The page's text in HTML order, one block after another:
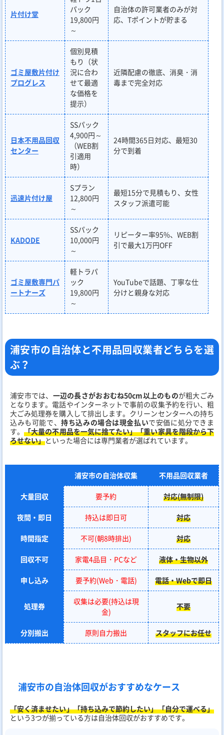
片付け堂
パック
19,800円
～
自治体の許可業者のみが対
応、Tポイントが貯まる
ゴミ屋敷片付け
プログレス
個別見積
もり（状
況に合わ
せて最適
な価格を
提示）
近隣配慮の徹底、消臭・消
毒まで完全対応
日本不用品回収
センター
SSパック
4,900円～
（WEB割
引適用
時）
24時間365日対応、最短30
分で到着
迅速片付け屋
Sプラン
12,800円
～
最短15分で見積もり、女性
スタッフ派遣可能
KADODE
SSパック
10,000円
～
リピーター率95%、WEB割
引で最大1万円OFF
ゴミ屋敷専門パ
ートナーズ
軽トラパ
ック
19,800円
～
YouTubeで話題、丁寧な仕
分けと親身な対応
浦安市の自治体と不用品回収業者どちらを選
ぶ？
浦安市では、 一辺の長さがおおむね50cm以上のものが粗大ごみ
となります。電話やインターネットで事前の収集予約を行い、粗
大ごみ処理券を購入して排出します。クリーンセンターへの持ち
込みも可能で、持ち込みの場合は現金払いで安価に処分できま
す。「大量の不用品を一気に捨てたい」「重い家具を階段から下
ろせない」といった場合には専門業者が選ばれています。
浦安市の自治体収集 不用品回収業者
大量回収 要予約 対応(無制限)
夜間・即日 持込は即日可 対応
時間指定 不可(朝8時排出) 対応
回収不可 家電4品目・PCなど 液体・生物以外
申し込み 要予約(Web・電話) 電話・Webで即日
処理券
収集は必要(持込は現
金)
不要
分別搬出 原則自力搬出 スタッフにお任せ
浦安市の自治体回収がおすすめなケース
「安く済ませたい」「持ち込みで節約したい」「自分で運べる」
という3つが揃っている方は自治体回収がおすすめです。